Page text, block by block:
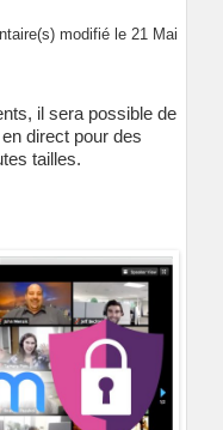
modifié le 21 Mai
il sera possible de
direct pour des
tailles.